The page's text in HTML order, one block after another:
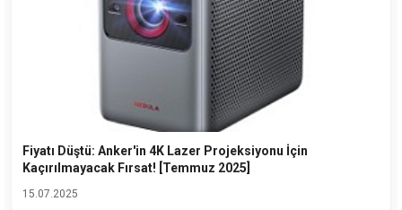
Fiyatı Düştü: Anker'in 4K Lazer Projeksiyonu İçin
Kaçırılmayacak Fırsat! [Temmuz 2025]
15.07.2025